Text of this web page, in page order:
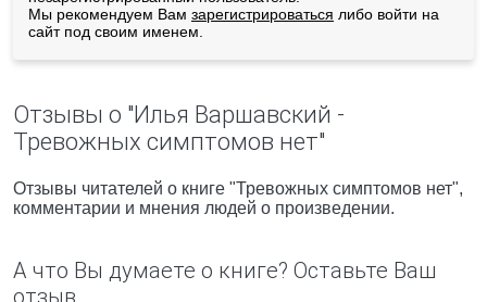
Мы рекомендуем Вам зарегистрироваться либо войти на
сайт под своим именем.
Отзывы о "Илья Варшавский -
Тревожных симптомов нет"
Отзывы читателей о книге "Тревожных симптомов нет",
комментарии и мнения людей о произведении.
А что Вы думаете о книге? Оставьте Ваш
отзыв.